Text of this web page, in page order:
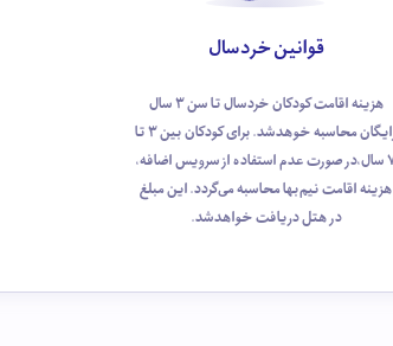
قوانین خردسال
هزینه اقامت کودکان خردسال تا سن 3 سال
رایگان محاسبه خوهد‌شد. برای کودکان بین 3 تا
7 سال،در صورت عدم استفاده از سرویس اضافه،
هزینه اقامت نیم‌بها محاسبه می‌گردد. این مبلغ
در هتل دریافت خواهدشد.